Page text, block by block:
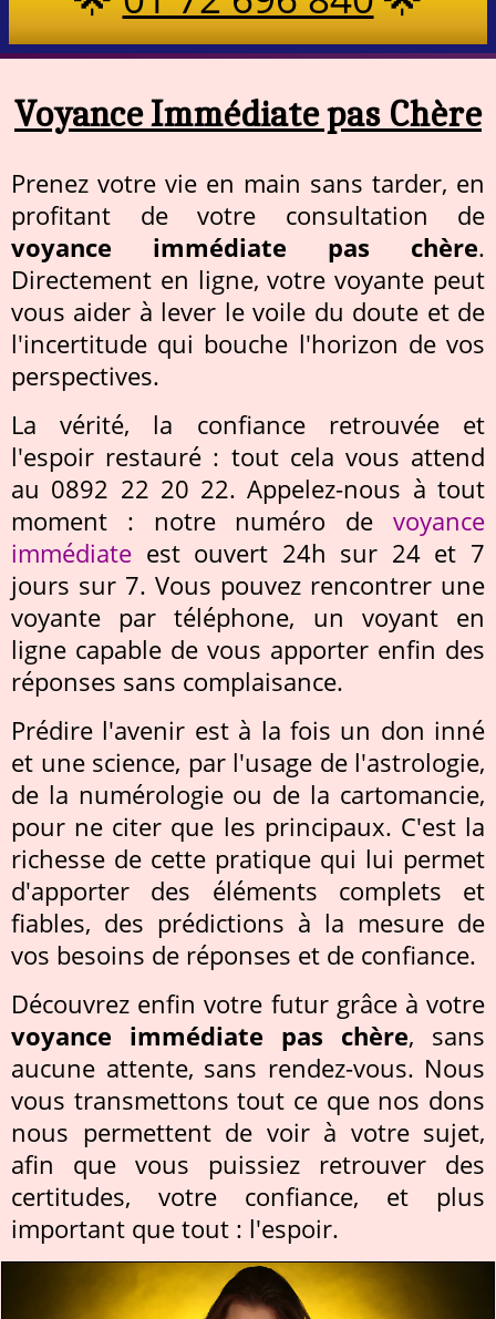
Voyance Immédiate pas Chère
Prenez votre vie en main sans tarder, en
profitant de votre consultation de
voyance immédiate pas chère.
Directement en ligne, votre voyante peut
vous aider à lever le voile du doute et de
l'incertitude qui bouche l'horizon de vos
perspectives.
La vérité, la confiance retrouvée et
l'espoir restauré : tout cela vous attend
au 0892 22 20 22. Appelez-nous à tout
moment : notre numéro de voyance
immédiate est ouvert 24h sur 24 et 7
jours sur 7. Vous pouvez rencontrer une
voyante par téléphone, un voyant en
ligne capable de vous apporter enfin des
réponses sans complaisance.
Prédire l'avenir est à la fois un don inné
et une science, par l'usage de l'astrologie,
de la numérologie ou de la cartomancie,
pour ne citer que les principaux. C'est la
richesse de cette pratique qui lui permet
d'apporter des éléments complets et
fiables, des prédictions à la mesure de
vos besoins de réponses et de confiance.
Découvrez enfin votre futur grâce à votre
voyance immédiate pas chère, sans
aucune attente, sans rendez-vous. Nous
vous transmettons tout ce que nos dons
nous permettent de voir à votre sujet,
afin que vous puissiez retrouver des
certitudes, votre confiance, et plus
important que tout : l'espoir.